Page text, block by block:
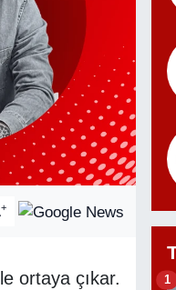
+
ortaya çıkar.
1